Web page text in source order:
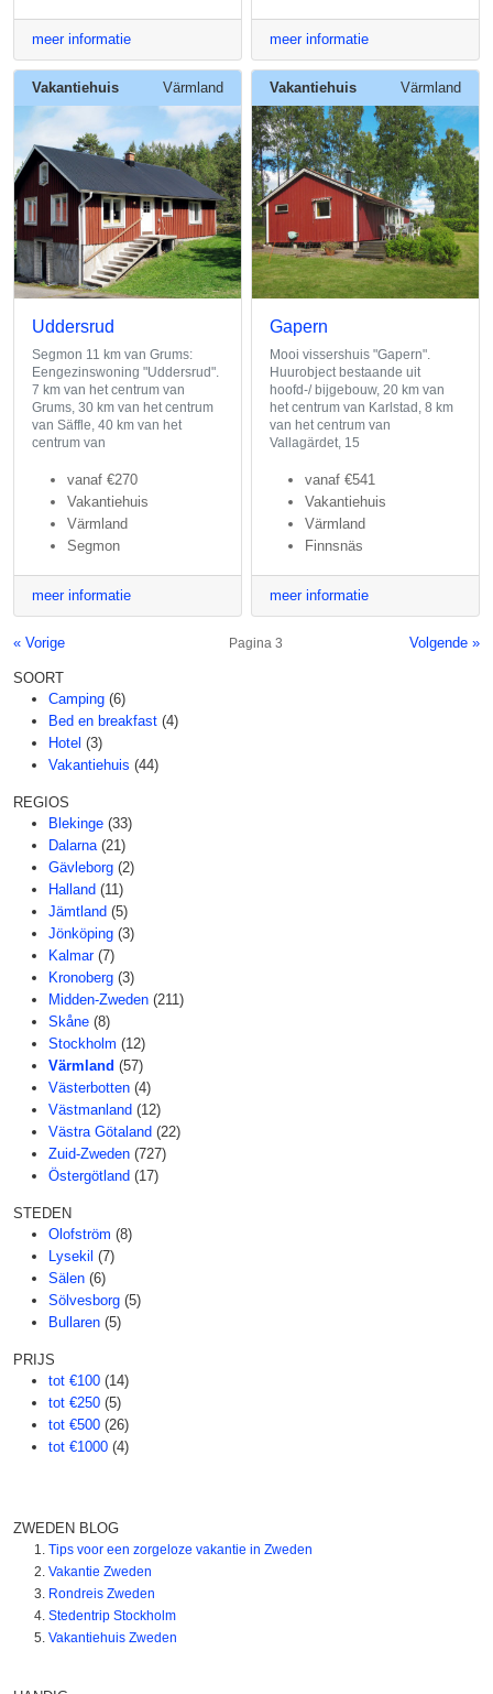
meer informatie meer informatie
Vakantiehuis Värmland
Uddersrud
Segmon 11 km van Grums:
Eengezinswoning "Uddersrud".
7 km van het centrum van
Grums, 30 km van het centrum
van Säffle, 40 km van het
centrum van
vanaf €270
Vakantiehuis
Värmland
Segmon
meer informatie
Vakantiehuis Värmland
Gapern
Mooi vissershuis "Gapern".
Huurobject bestaande uit
hoofd-/ bijgebouw, 20 km van
het centrum van Karlstad, 8 km
van het centrum van
Vallagärdet, 15
vanaf €541
Vakantiehuis
Värmland
Finnsnäs
meer informatie
« Vorige Volgende »
Pagina 3
SOORT
Camping (6)
Bed en breakfast (4)
Hotel (3)
Vakantiehuis (44)
REGIOS
Blekinge (33)
Dalarna (21)
Gävleborg (2)
Halland (11)
Jämtland (5)
Jönköping (3)
Kalmar (7)
Kronoberg (3)
Midden-Zweden (211)
Skåne (8)
Stockholm (12)
Värmland (57)
Västerbotten (4)
Västmanland (12)
Västra Götaland (22)
Zuid-Zweden (727)
Östergötland (17)
STEDEN
Olofström (8)
Lysekil (7)
Sälen (6)
Sölvesborg (5)
Bullaren (5)
PRIJS
tot €100 (14)
tot €250 (5)
tot €500 (26)
tot €1000 (4)
ZWEDEN BLOG
Tips voor een zorgeloze vakantie in Zweden
Vakantie Zweden
Rondreis Zweden
Stedentrip Stockholm
Vakantiehuis Zweden